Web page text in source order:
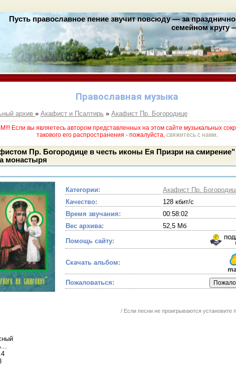
Пусть православное пение звучит повсюду — за
семейном кругу
Православная музыка
архив » Акафист и Псалтирь » Акафист Пр. Богородице
Если вы являетесь автором представленных на этом сайте музыкальных
такового его раcпространения - пожалуйста, свяжитесь с нами.
Пр. Богородице в честь иконы Ея Призри на смирение"
монастыря
Категории:
Акафист Пр.
Качество:
128 кбит/с
Время звучания:
00:58:02
Вес архива:
52,5 Мб
Помощь сайту:
Скачать альбом:
Пожаловаться:
/ Если песни не проигрываются